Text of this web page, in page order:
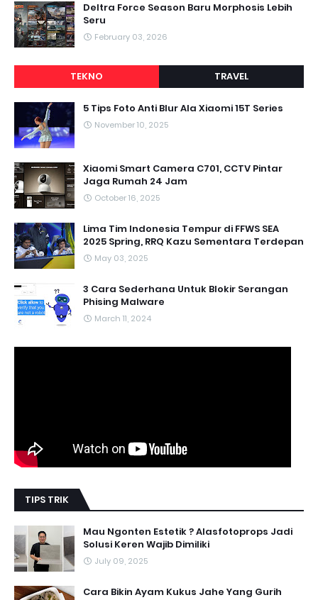
Deltra Force Season Baru Morphosis Lebih
Seru
February 03, 2026
TEKNO TRAVEL
5 Tips Foto Anti Blur Ala Xiaomi 15T Series
November 10, 2025
Xiaomi Smart Camera C701, CCTV Pintar
Jaga Rumah 24 Jam
October 16, 2025
Lima Tim Indonesia Tempur di FFWS SEA
2025 Spring, RRQ Kazu Sementara Terdepan
May 03, 2025
3 Cara Sederhana Untuk Blokir Serangan
Phising Malware
March 11, 2024
TIPS TRIK
Mau Ngonten Estetik ? Alasfotoprops Jadi
Solusi Keren Wajib Dimiliki
July 09, 2025
Cara Bikin Ayam Kukus Jahe Yang Gurih